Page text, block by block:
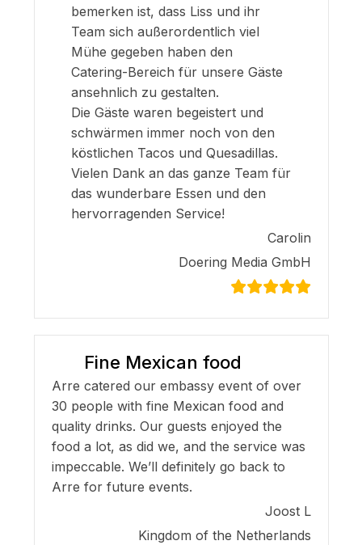
bemerken ist, dass Liss und ihr
Team sich außerordentlich viel
Mühe gegeben haben den
Catering-Bereich für unsere Gäste
ansehnlich zu gestalten.
Die Gäste waren begeistert und
schwärmen immer noch von den
köstlichen Tacos und Quesadillas.
Vielen Dank an das ganze Team für
das wunderbare Essen und den
hervorragenden Service!
Carolin
Doering Media GmbH
Fine Mexican food
Arre catered our embassy event of over
30 people with fine Mexican food and
quality drinks. Our guests enjoyed the
food a lot, as did we, and the service was
impeccable. We’ll definitely go back to
Arre for future events.
Joost L
Kingdom of the Netherlands